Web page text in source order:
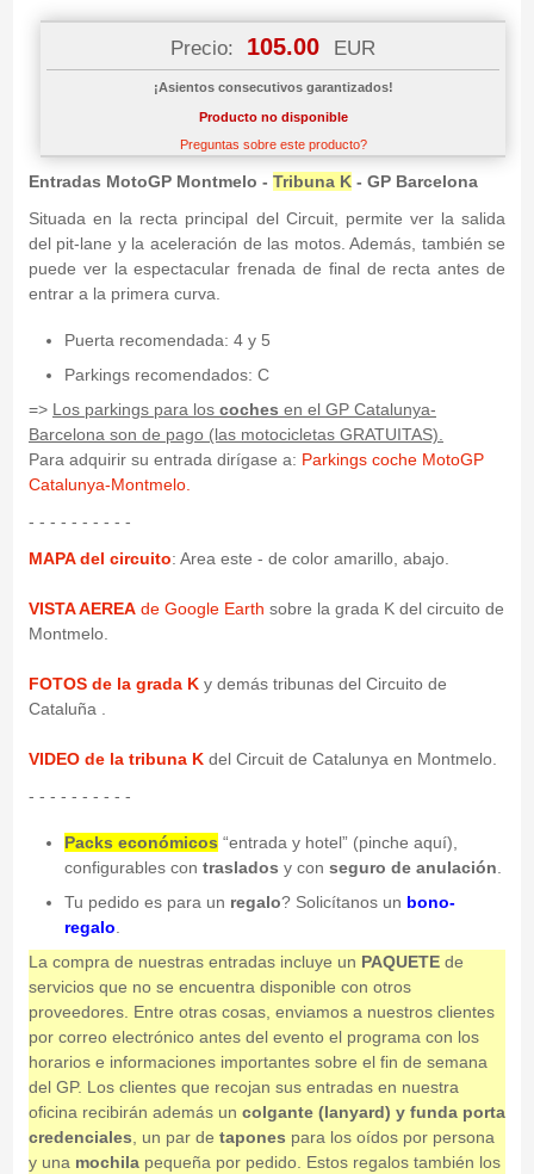
Precio: 105.00 EUR
¡Asientos consecutivos garantizados!
Producto no disponible
Preguntas sobre este producto?
Entradas MotoGP Montmelo - Tribuna K- GP Barcelona
Situada en la recta principal del Circuit, permite ver la salida
del pit-lane y la aceleración de las motos. Además, también se
puede ver la espectacular frenada de final de recta antes de
entrar a la primera curva.
Puerta recomendada: 4 y 5
Parkings recomendados: C
=> Los parkings para los coches en el GP Catalunya-
Barcelona son de pago (las motocicletas GRATUITAS).
Para adquirir su entrada dirígase a: Parkings coche MotoGP
Catalunya-Montmelo.
- - - - - - - - - -
MAPA del circuito: Area este - de color amarillo, abajo.
VISTA AEREAde Google Earth sobre la grada K del circuito de
Montmelo.
FOTOS de la grada Ky demás tribunas del Circuito de
Cataluña .
VIDEO de la tribuna Kdel Circuit de Catalunya en Montmelo.
- - - - - - - - - -
Packs económicos “entrada y hotel” (pinche aquí),
configurables con traslados y con seguro de anulación
Tu pedido es para un regalo? Solicítanos un bono-
regalo
La compra de nuestras entradas incluye un PAQUETEde
servicios que no se encuentra disponible con otros
proveedores. Entre otras cosas, enviamos a nuestros clientes
por correo electrónico antes del evento el programa con los
horarios e informaciones importantes sobre el fin de semana
del GP. Los clientes que recojan sus entradas en nuestra
oficina recibirán además un colgante (lanyard) y funda porta
credenciales , un par de tapones para los oídos por persona
y una mochilapequeña por pedido. Estos regalos también los